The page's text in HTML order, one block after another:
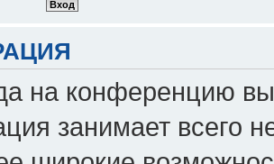
на конференцию
занимает всего